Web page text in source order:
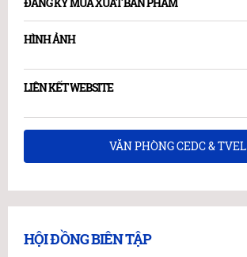
ĐĂNG KÝ MUA XUẤT BẢN PHẨM
HÌNH ẢNH
LIÊN KẾT WEBSITE
VĂN PHÒNG CEDC & TVEL
HỘI ĐỒNG BIÊN TẬP